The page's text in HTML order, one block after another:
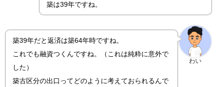
築は39年ですね。
わい
築39年だと返済は築64年時ですね。
これでも融資つくんですね。（これは純粋に意外で
した）
築古区分の出口ってどのように考えておられるんで